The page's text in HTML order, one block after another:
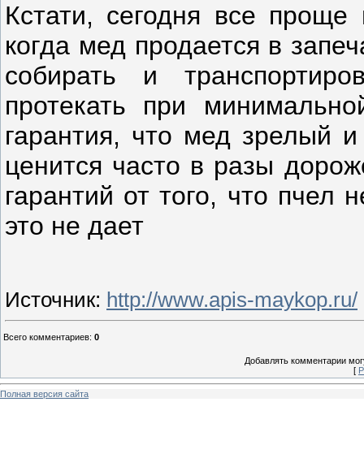
Кстати, сегодня все
когда мед продается в
собирать и
протекать при
гарантия, что мед зрелый
ценится часто в разы
гарантий от того, что пчел
это не дает
Источник: http://www.apis-maykop.ru/
Всего комментариев: 0
Добавлять комментарии
[
Полная версия сайта